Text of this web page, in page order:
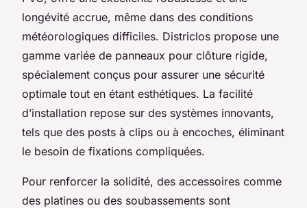
longévité accrue, même dans des conditions
météorologiques difficiles. Districlos propose une
gamme variée de panneaux pour clôture rigide,
spécialement conçus pour assurer une sécurité
optimale tout en étant esthétiques. La facilité
d’installation repose sur des systèmes innovants,
tels que des posts à clips ou à encoches, éliminant
le besoin de fixations compliquées.
Pour renforcer la solidité, des accessoires comme
des platines ou des soubassements sont